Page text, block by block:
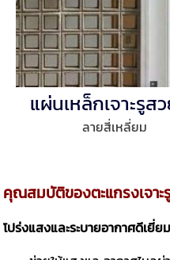
แผ่นเหล็กเจาะรูส
ลายสี่เหลี่ยม
คุณสมบัติของตะแกรงเจาะ
โปร่งแสงและระบายอากาศดีเยี่ยม